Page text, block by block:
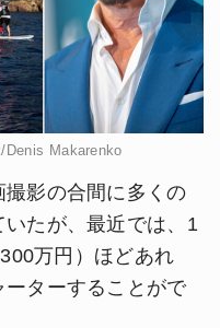
Makarenko
影の合間に多くの
たが、最近では、1
万円）ほどあれ
ターすることがで